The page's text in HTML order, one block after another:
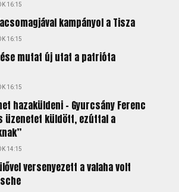
16:15
kampányol a Tisza
16:15
mutat új utat a patrióta
16:15
hazaküldeni – Gyurcsány Ferenc
üzenetet küldött, ezúttal a
14:15
versenyezett a valaha volt